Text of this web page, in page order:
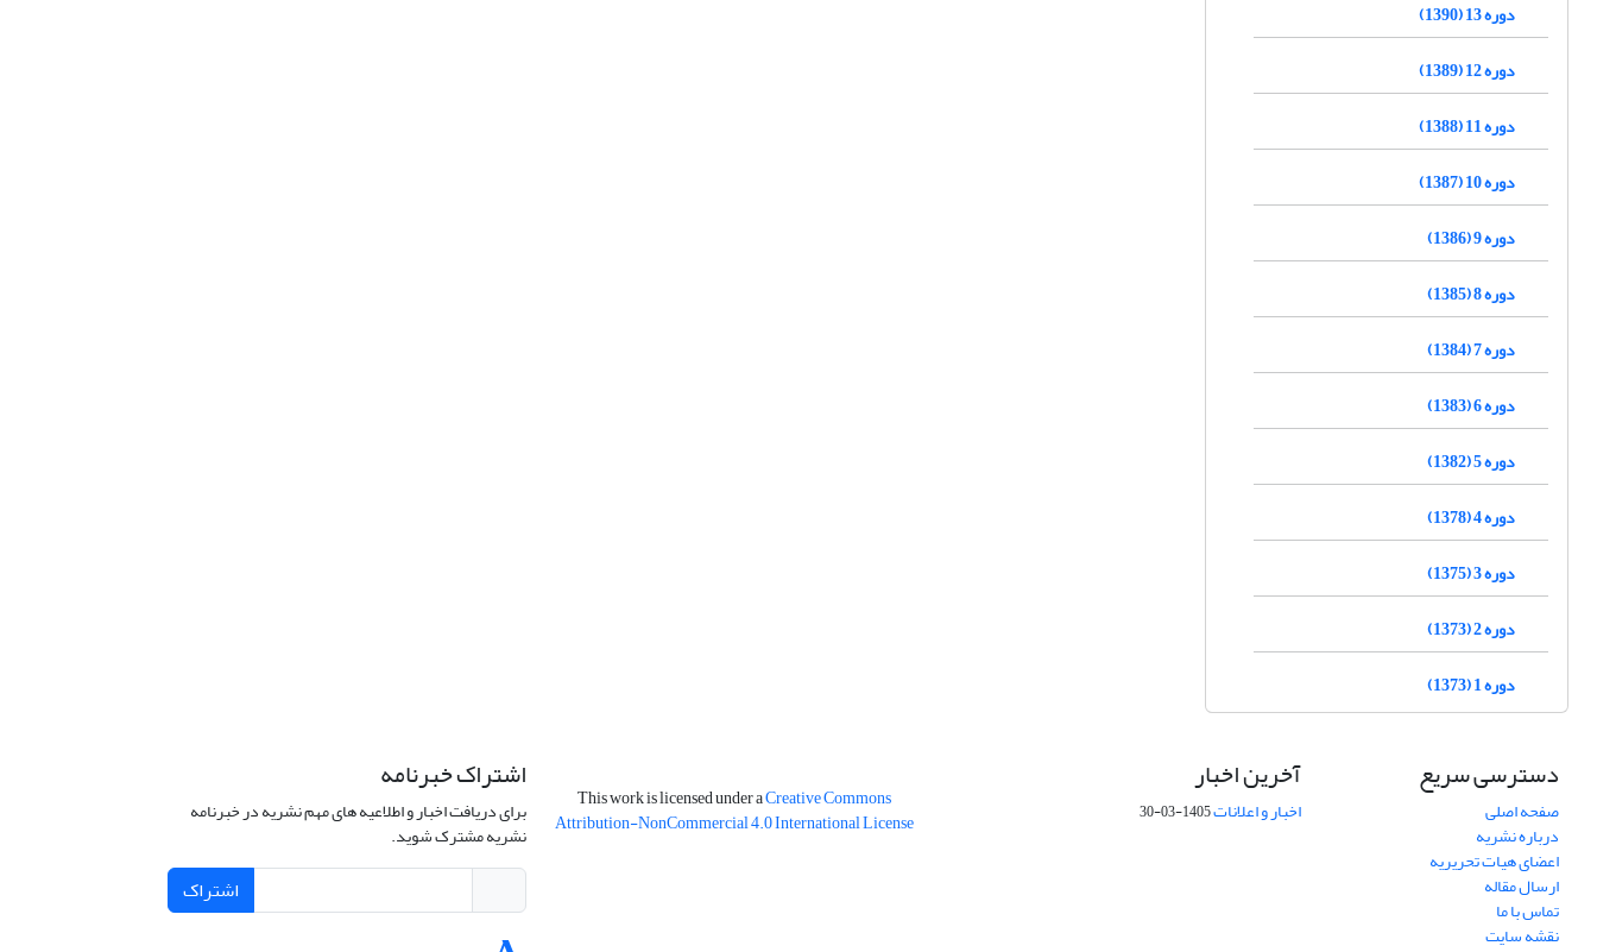
دوره 13 (1390)
دوره 12 (1389)
دوره 11 (1388)
دوره 10 (1387)
دوره 9 (1386)
دوره 8 (1385)
دوره 7 (1384)
دوره 6 (1383)
دوره 5 (1382)
دوره 4 (1378)
دوره 3 (1375)
دوره 2 (1373)
دوره 1 (1373)
دسترسی سریع
صفحه اصلی
درباره نشریه
اعضای هیات تحریریه
ارسال مقاله
تماس با ما
نقشه سایت
آخرین اخبار
اخبار و اعلانات1405-03-30
This work is licensed under aCreative Commons
Attribution-NonCommercial 4.0 International License
اشتراک خبرنامه
برای دریافت اخبار و اطلاعیه های مهم نشریه در خبرنامه
نشریه مشترک شوید.
اشتراک